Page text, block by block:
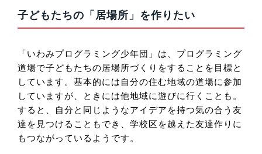
子どもたちの「居場所」を作りたい
「いわみプログラミング少年団」は、プログラミング
道場で子どもたちの居場所づくりをすることを目標と
しています。基本的には自分の住む地域の道場に参加
していますが、ときには他地域に遊びに行くことも。
すると、自分と同じようなアイデアを持つ気の合う友
達を見つけることもでき、学校区を越えた友達作りに
もつながっているようです。